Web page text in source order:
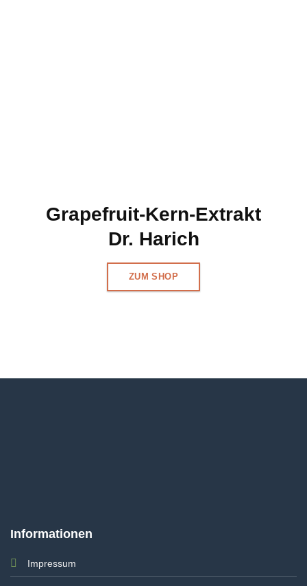
Grapefruit-Kern-Extrakt
Dr. Harich
ZUM SHOP
Informationen
Impressum